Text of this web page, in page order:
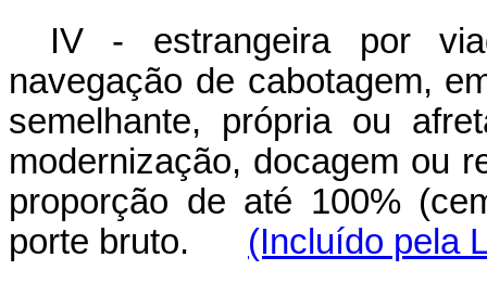
IV - estrangeira por
navegação de cabotagem,
semelhante, própria ou
modernização, docagem ou
proporção de até 100%
porte bruto. (Incluído pela